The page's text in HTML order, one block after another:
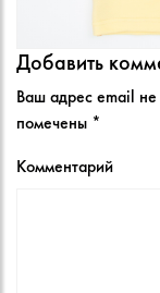
Добавить
Ваш адрес email
помечены *
Комментарий